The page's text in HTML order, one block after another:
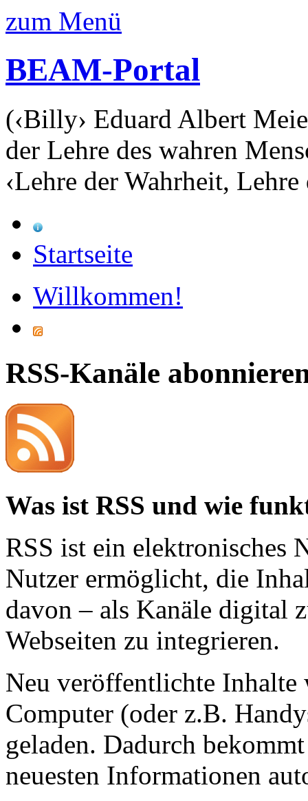
zum Menü
BEAM-Portal
(‹Billy› Eduard Albert
der Lehre des wahren
‹Lehre der Wahrheit, Lehre
Startseite
Willkommen!
RSS-Kanäle
Was ist RSS und wie
RSS ist ein elektronisches
Nutzer ermöglicht, die
davon – als Kanäle digital
Webseiten zu integrieren.
Neu veröffentlichte Inhalte
Computer (oder z.B.
geladen. Dadurch
neuesten Informationen